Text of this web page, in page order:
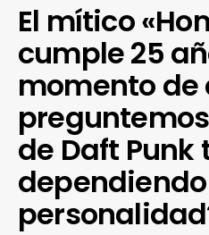
El mítico
cumple 25
momento de
de Daft